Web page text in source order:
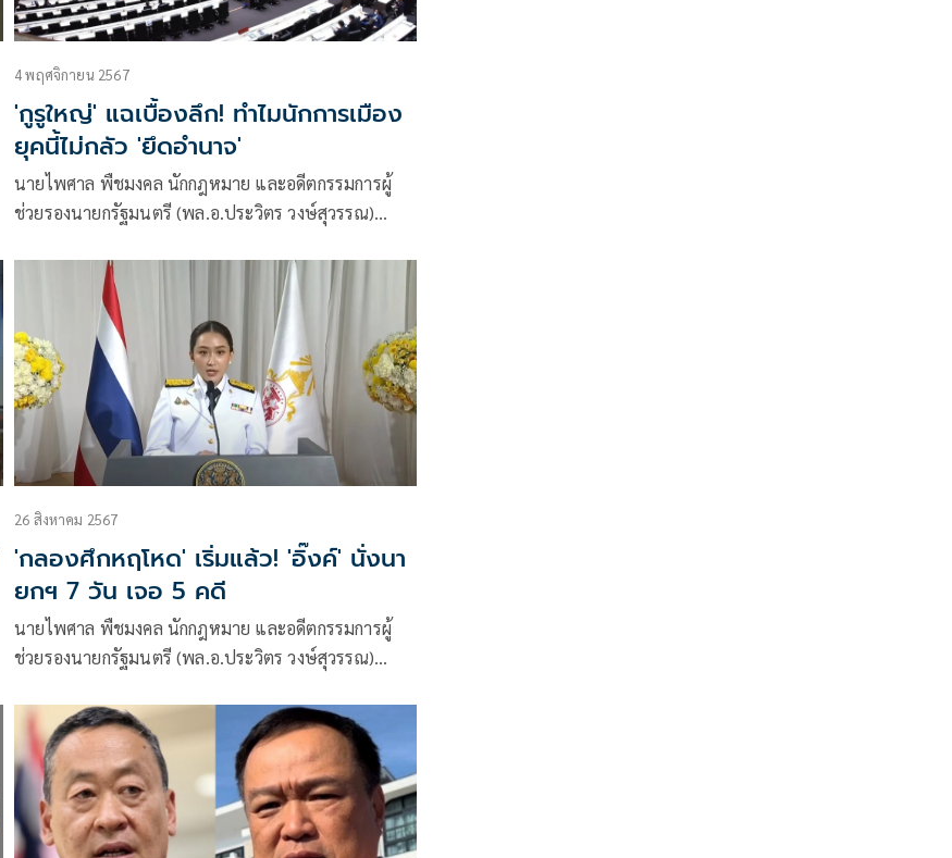
4 พฤศจิกายน 2567
'กูรูใหญ่' แฉเบื้องลึก! ทำไมนักการเมือง
ยุคนี้ไม่กลัว 'ยึดอำนาจ'
นายไพศาล พืชมงคล นักกฎหมาย และอดีตกรรมการผู้
ช่วยรองนายกรัฐมนตรี (พล.อ.ประวิตร วงษ์สุวรรณ)
26 สิงหาคม 2567
'กลองศึกหฤโหด' เริ่มแล้ว! 'อิ๊งค์' นั่งนา
ยกฯ 7 วัน เจอ 5 คดี
นายไพศาล พืชมงคล นักกฎหมาย และอดีตกรรมการผู้
ช่วยรองนายกรัฐมนตรี (พล.อ.ประวิตร วงษ์สุวรรณ)